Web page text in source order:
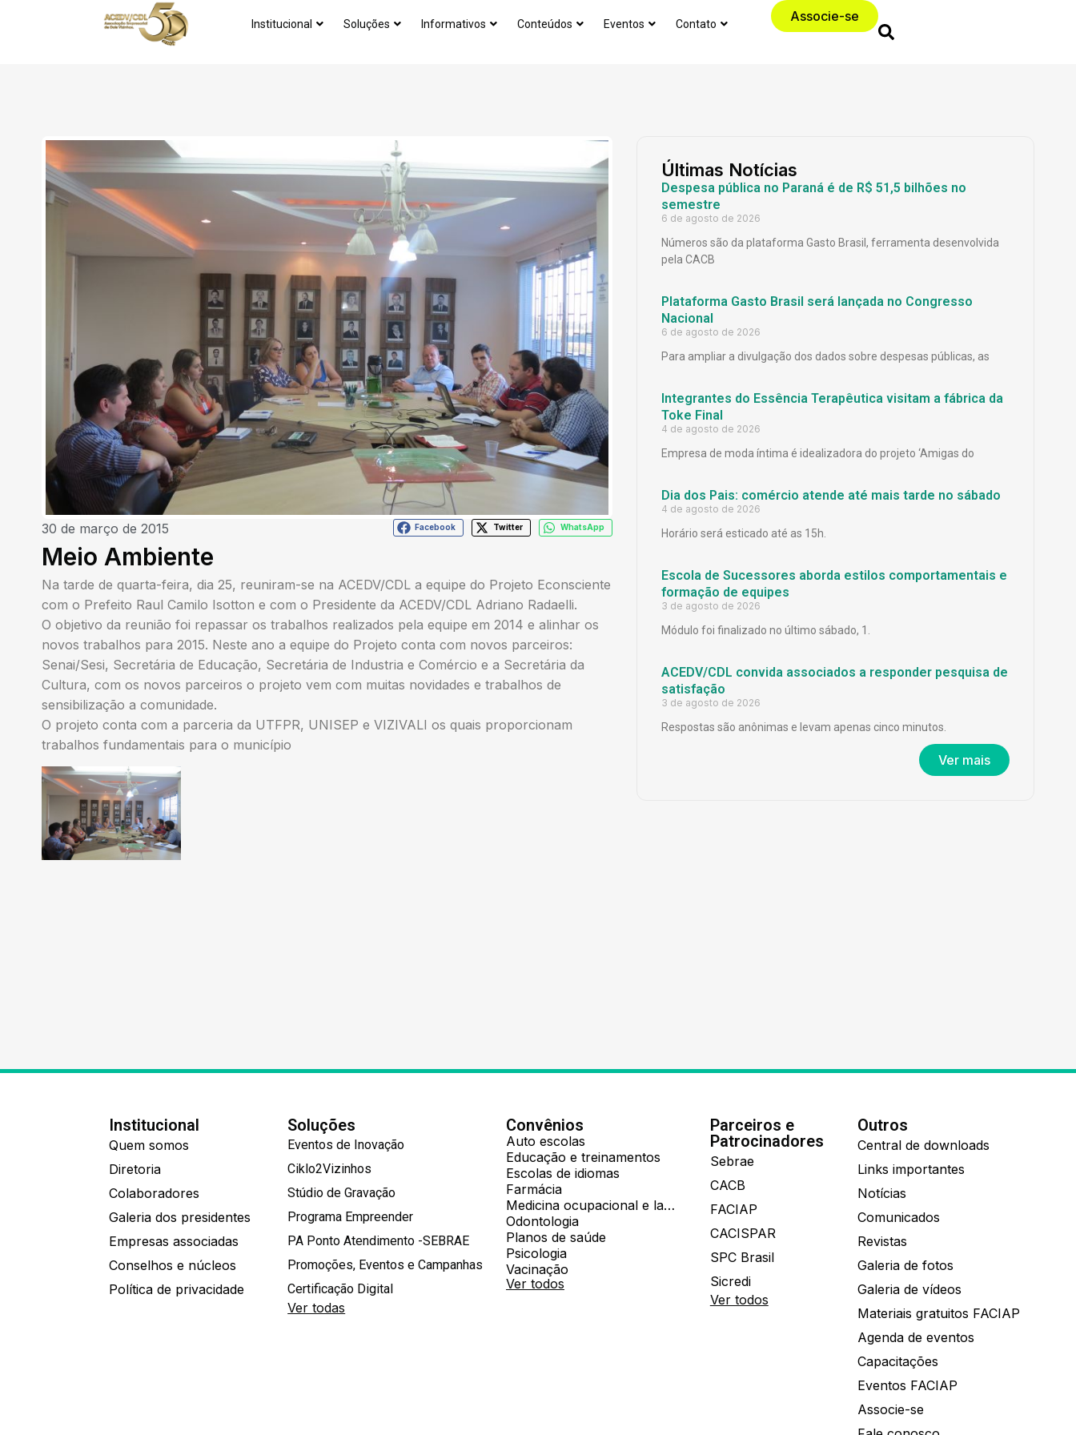
Institucional Soluções Informativos Conteúdos Eventos Contato Associe-se
30 de março de 2015 Facebook Twitter WhatsApp
Meio Ambiente
Na tarde de quarta-feira, dia 25, reuniram-se na ACEDV/CDL a equipe do Projeto Econsciente
com o Prefeito Raul Camilo Isotton e com o Presidente da ACEDV/CDL Adriano Radaelli.
O objetivo da reunião foi repassar os trabalhos realizados pela equipe em 2014 e alinhar os
novos trabalhos para 2015. Neste ano a equipe do Projeto conta com novos parceiros:
Senai/Sesi, Secretária de Educação, Secretária de Industria e Comércio e a Secretária da
Cultura, com os novos parceiros o projeto vem com muitas novidades e trabalhos de
sensibilização a comunidade.
O projeto conta com a parceria da UTFPR, UNISEP e VIZIVALI os quais proporcionam
trabalhos fundamentais para o município
Últimas Notícias
Despesa pública no Paraná é de R$ 51,5 bilhões no
semestre
6 de agosto de 2026
Números são da plataforma Gasto Brasil, ferramenta desenvolvida
pela CACB
Plataforma Gasto Brasil será lançada no Congresso
Nacional
6 de agosto de 2026
Para ampliar a divulgação dos dados sobre despesas públicas, as
Integrantes do Essência Terapêutica visitam a fábrica da
Toke Final
4 de agosto de 2026
Empresa de moda íntima é idealizadora do projeto ‘Amigas do
Dia dos Pais: comércio atende até mais tarde no sábado
4 de agosto de 2026
Horário será esticado até as 15h.
Escola de Sucessores aborda estilos comportamentais e
formação de equipes
3 de agosto de 2026
Módulo foi finalizado no último sábado, 1.
ACEDV/CDL convida associados a responder pesquisa de
satisfação
3 de agosto de 2026
Respostas são anônimas e levam apenas cinco minutos.
Ver mais
Institucional
Quem somos
Diretoria
Colaboradores
Galeria dos presidentes
Empresas associadas
Conselhos e núcleos
Política de privacidade
Soluções
Eventos de Inovação
Ciklo2Vizinhos
Stúdio de Gravação
Programa Empreender
PA Ponto Atendimento -SEBRAE
Promoções, Eventos e Campanhas
Certificação Digital
Ver todas
Convênios
Auto escolas
Educação e treinamentos
Escolas de idiomas
Farmácia
Medicina ocupacional e laboratorial
Odontologia
Planos de saúde
Psicologia
Vacinação
Ver todos
Parceiros e
Patrocinadores
Sebrae
CACB
FACIAP
CACISPAR
SPC Brasil
Sicredi
Ver todos
Outros
Central de downloads
Links importantes
Notícias
Comunicados
Revistas
Galeria de fotos
Galeria de vídeos
Materiais gratuitos FACIAP
Agenda de eventos
Capacitações
Eventos FACIAP
Associe-se